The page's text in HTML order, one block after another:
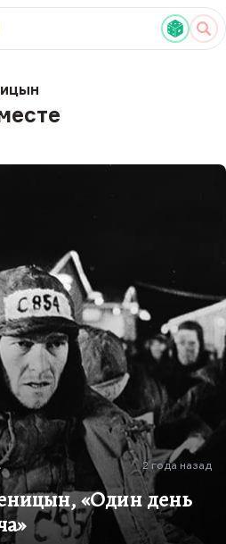
2 года назад
«Один день